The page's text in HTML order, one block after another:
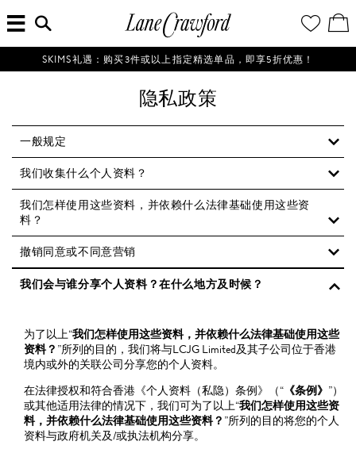
佛
探
的
尚
界
的
愿
望
单
看
／
修
购
单
入
搜
索
信
息...
SKIMS礼遇：购买3件或以上指定精选单品，即享5折优惠！
隐私政策
一般规定
我们收集什么个人资料？
我们怎样使用这些资料，并依赖什么法律基础使用这些资
料？
撤销同意或不同意营销
我们会与谁分享个人资料？在什么地方及时候？
为了以上“我们怎样使用这些资料，并依赖什么法律基础使用这些
资料？ ”所列的目的，我们将与LCJG Limited及其子公司位于香港
境内或外的关联公司分享您的个人资料。
在法律授权和符合香港《个人资料（私隐）条例》（“ 《条例》 ”）
或其他适用法律的情况下，我们可为了以上“我们怎样使用这些资
料，并依赖什么法律基础使用这些资料？ ”所列的目的将您的个人
资料与政府机关及/或执法机构分享。